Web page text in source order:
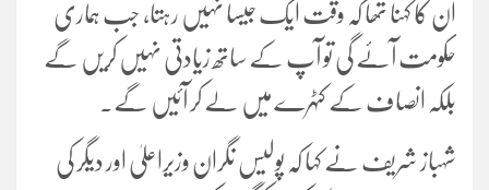
ان کا کہنا تھا کہ وقت ایک جیسا نہیں رہتا، جب ہماری
حکومت آئے گی تو آپ کے ساتھ زیادتی نہیں کریں گے
بلکہ انصاف کے کٹہرے میں لے کر آئیں گے۔
شہباز شریف نے کہا کہ پولیس نگران وزیراعلیٰ اور دیگر کی